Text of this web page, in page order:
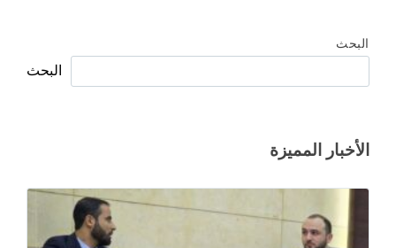
البحث
البحث
الأخبار المميزة